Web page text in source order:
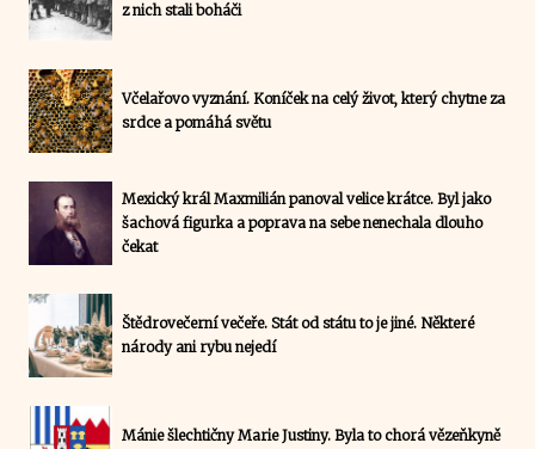
z nich stali boháči
Včelařovo vyznání. Koníček na celý život, který chytne za
srdce a pomáhá světu
Mexický král Maxmilián panoval velice krátce. Byl jako
šachová figurka a poprava na sebe nenechala dlouho
čekat
Štědrovečerní večeře. Stát od státu to je jiné. Některé
národy ani rybu nejedí
Mánie šlechtičny Marie Justiny. Byla to chorá vězeňkyně